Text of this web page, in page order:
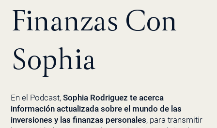
Finanzas Con
Sophia
En el Podcast, Sophia Rodriguez te acerca
información actualizada sobre el mundo de las
inversiones y las finanzas personales, para transmitir